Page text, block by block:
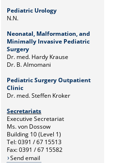
Pediatric Urology
N.N.
Neonatal, Malformation, and
Minimally Invasive Pediatric
Surgery
Dr. med. Hardy Krause
Dr. B. Almomani
Pediatric Surgery Outpatient
Clinic
Dr. med. Steffen Kroker
Secretariats
Executive Secretariat
Ms. von Dossow
Building 10 (Level 1)
Tel: 0391 / 67 15513
Fax: 0391 / 67 15582
Send email